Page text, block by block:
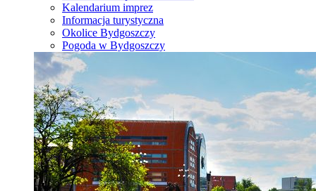
Kalendarium imprez
Informacja turystyczna
Okolice Bydgoszczy
Pogoda w Bydgoszczy